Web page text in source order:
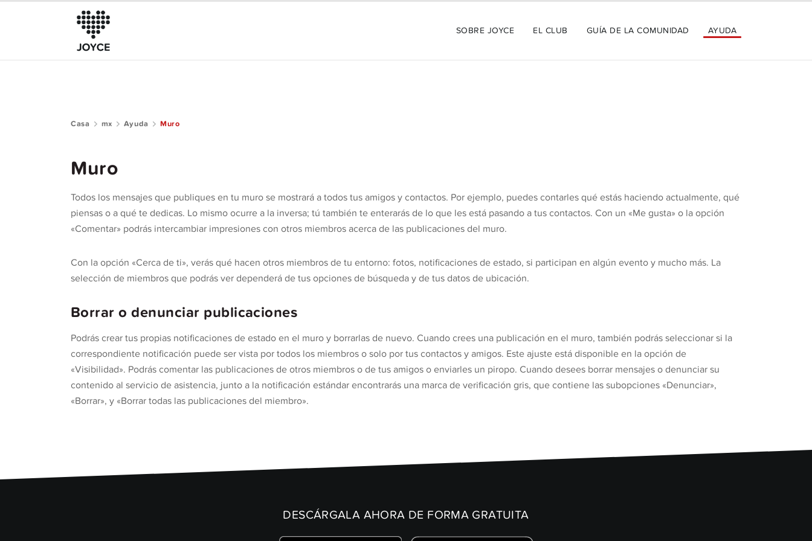
SOBRE JOYCE EL CLUB GUÍA DE LA COMUNIDAD AYUDA
Casa mx Ayuda Muro
Muro
Todos los mensajes que publiques en tu muro se mostrará a todos tus amigos y contactos. Por ejemplo, puedes contarles qué estás haciendo actualmente, qué
piensas o a qué te dedicas. Lo mismo ocurre a la inversa; tú también te enterarás de lo que les está pasando a tus contactos. Con un «Me gusta» o la opción
«Comentar» podrás intercambiar impresiones con otros miembros acerca de las publicaciones del muro.
Con la opción «Cerca de ti», verás qué hacen otros miembros de tu entorno: fotos, notificaciones de estado, si participan en algún evento y mucho más. La
selección de miembros que podrás ver dependerá de tus opciones de búsqueda y de tus datos de ubicación.
Borrar o denunciar publicaciones
Podrás crear tus propias notificaciones de estado en el muro y borrarlas de nuevo. Cuando crees una publicación en el muro, también podrás seleccionar si la
correspondiente notificación puede ser vista por todos los miembros o solo por tus contactos y amigos. Este ajuste está disponible en la opción de
«Visibilidad». Podrás comentar las publicaciones de otros miembros o de tus amigos o enviarles un piropo. Cuando desees borrar mensajes o denunciar su
contenido al servicio de asistencia, junto a la notificación estándar encontrarás una marca de verificación gris, que contiene las subopciones «Denunciar»,
«Borrar», y «Borrar todas las publicaciones del miembro».
DESCÁRGALA AHORA DE FORMA GRATUITA